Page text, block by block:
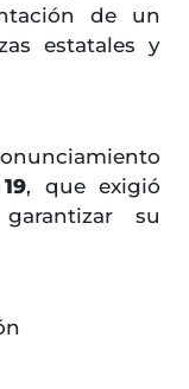
de un
estatales y
, que exigió
su